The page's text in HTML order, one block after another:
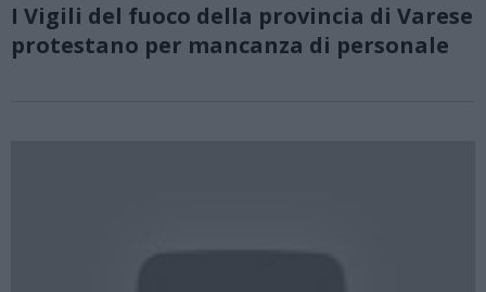
I Vigili del fuoco della provincia di Varese
protestano per mancanza di personale